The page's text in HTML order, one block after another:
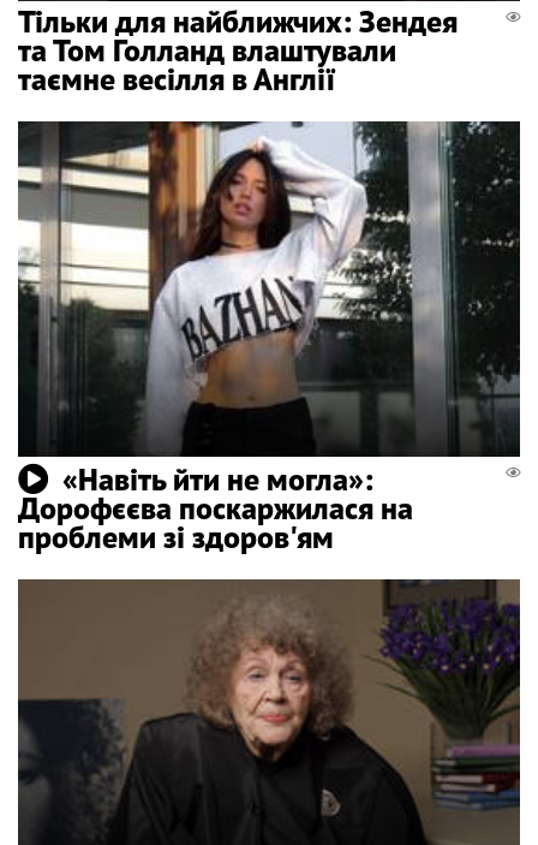
Тільки для найближчих: Зендея
та Том Голланд влаштували
таємне весілля в Англії
«Навіть йти не могла»:
Дорофєєва поскаржилася на
проблеми зі здоров'ям